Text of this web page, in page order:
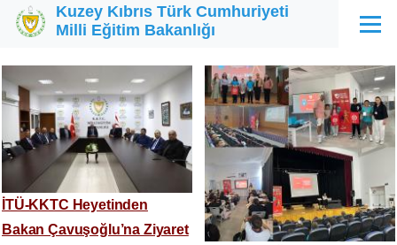
Ana içeriğe atla
Kuzey Kıbrıs Türk Cumhuriyeti
Milli Eğitim Bakanlığı
Menü
İTÜ-KKTC Heyetinden
Bakan Çavuşoğlu’na Ziyaret